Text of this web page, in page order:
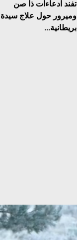
تفند ادعاءات ذا صن
وميرور حول علاج سيدة
بريطانية...